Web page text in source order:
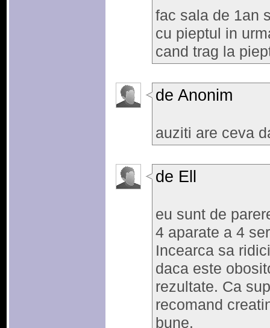
fac sala de 1an
cu pieptul in
cand trag la
de Anonim
auziti are ceva
de Ell
eu sunt de
4 aparate a 4
Incearca sa
daca este
rezultate. Ca
recomand
bune.